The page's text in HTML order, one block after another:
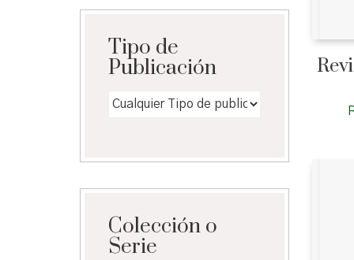
Tipo de
Publicación
Colección o
Serie